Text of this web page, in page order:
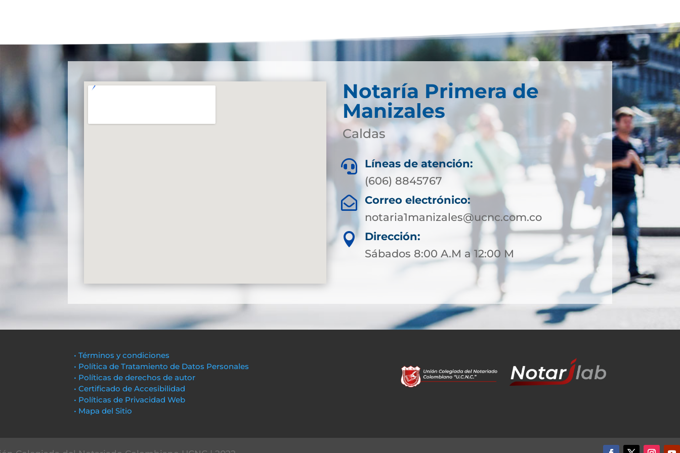
Notaría Primera de
Manizales
Caldas

Líneas de atención:
(606) 8845767

Correo electrónico:
notaria1manizales@ucnc.com.co

Dirección:
Sábados 8:00 A.M a 12:00 M
• Términos y condiciones
• Política de Tratamiento de Datos Personales
• Políticas de derechos de autor
• Certificado de Accesibilidad
• Políticas de Privacidad Web
• Mapa del Sitio